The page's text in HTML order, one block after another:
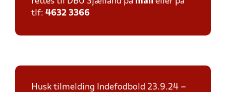
tlf: 4632 3366
Husk tilmelding Indefodbold 23.9.24 –